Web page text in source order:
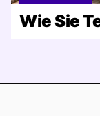
Wie Sie